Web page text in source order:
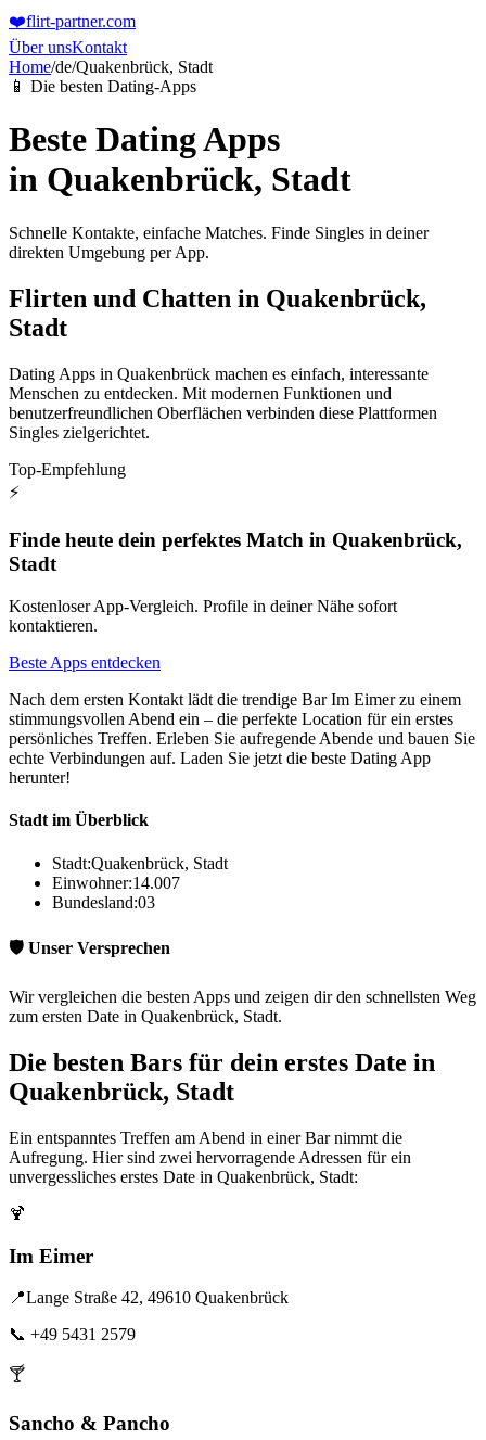
❤️flirt-partner.com
Über unsKontakt
Home/de/Quakenbrück, Stadt
📱 Die besten Dating-Apps
Beste Dating Apps
in Quakenbrück, Stadt
Schnelle Kontakte, einfache Matches. Finde Singles in deiner
direkten Umgebung per App.
Flirten und Chatten in Quakenbrück,
Stadt
Dating Apps in Quakenbrück machen es einfach, interessante
Menschen zu entdecken. Mit modernen Funktionen und
benutzerfreundlichen Oberflächen verbinden diese Plattformen
Singles zielgerichtet.
Top-Empfehlung
⚡
Finde heute dein perfektes Match in Quakenbrück,
Stadt
Kostenloser App-Vergleich. Profile in deiner Nähe sofort
kontaktieren.
Beste Apps entdecken
Nach dem ersten Kontakt lädt die trendige Bar Im Eimer zu einem
stimmungsvollen Abend ein – die perfekte Location für ein erstes
persönliches Treffen. Erleben Sie aufregende Abende und bauen Sie
echte Verbindungen auf. Laden Sie jetzt die beste Dating App
herunter!
Stadt im Überblick
Stadt:Quakenbrück, Stadt
Einwohner:14.007
Bundesland:03
🛡️ Unser Versprechen
Wir vergleichen die besten Apps und zeigen dir den schnellsten Weg
zum ersten Date in Quakenbrück, Stadt.
Die besten Bars für dein erstes Date in
Quakenbrück, Stadt
Ein entspanntes Treffen am Abend in einer Bar nimmt die
Aufregung. Hier sind zwei hervorragende Adressen für ein
unvergessliches erstes Date in Quakenbrück, Stadt:
🍹
Im Eimer
📍Lange Straße 42, 49610 Quakenbrück
📞 +49 5431 2579
🍸
Sancho & Pancho